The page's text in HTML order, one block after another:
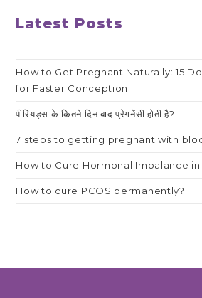
Latest Posts
How to Get Pregnant Naturally: 15
for Faster Conception
पीरियड्स के कितने दिन बाद प्रेगनेंसी होती है?
7 steps to getting pregnant with
How to Cure Hormonal Imbalance in
How to cure PCOS permanently?